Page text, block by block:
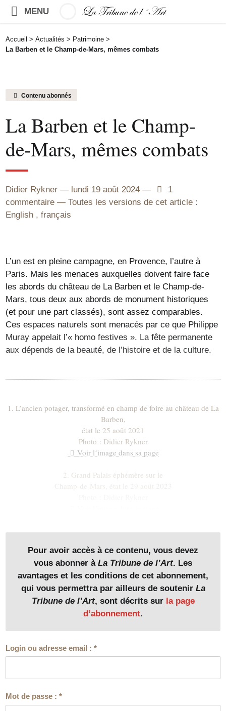
MENU
Accueil > Actualités > Patrimoine >
La Barben et le Champ-de-Mars, mêmes combats
Contenu abonnés
La Barben et le Champ-
de-Mars, mêmes combats
Didier Rykner lundi 19 août 2024 1
1
commentaire
Toutes les versions de cet article :
English ,français
L’un est en pleine campagne, en Provence, l’autre à
Paris. Mais les menaces auxquelles doivent faire face
les abords du château de La Barben et le Champ-de-
Mars, tous deux aux abords de monument historiques
(et pour une part classés), sont assez comparables.
Ces espaces naturels sont menacés par ce que Philippe
Muray appelait l’« homo festives ». La fête permanente
aux dépends de la beauté, de l’histoire et de la culture.
1. L’ancien potager, transformé en champ de foire au château de La
Barben,
état le 25 août 2021
Photo : Didier Rykner
Voir l´image dans sa page
2. Grand Palais éphémère sur le
Champ-de-Mars, état le 29 août 2023
À la Barben, c’est une société privée qui installe…
Pour avoir accès à ce contenu, vous devez
vous abonner à La Tribune de l’Art. Les
avantages et les conditions de cet abonnement,
qui vous permettra par ailleurs de soutenir La
Tribune de l’Art, sont décrits sur la page
d’abonnement.
Login ou adresse email :*
Mot de passe :*